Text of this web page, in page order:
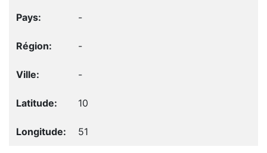
-
-
-
10
51